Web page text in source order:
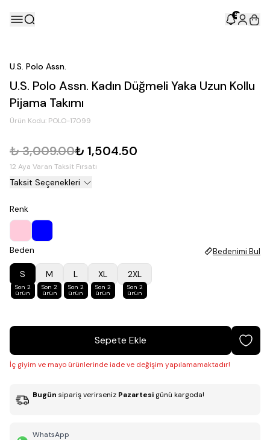
5
U.S. Polo Assn.
U.S. Polo Assn. Kadın Düğmeli Yaka Uzun Kollu
Pijama Takımı
Ürün Kodu: POLO-17099
₺ 3,009.00₺ 1,504.50
12 Aya Varan Taksit Fırsatı
Taksit Seçenekleri
Renk
Beden Bedenimi Bul
S
Son 2
ürün
M
Son 2
ürün
L
Son 2
ürün
XL
Son 2
ürün
2XL
Son 2
ürün
Sepete Ekle
İç giyim ve mayo ürünlerinde iade ve değişim yapılamamaktadır!
Bugün sipariş verirseniz Pazartesi günü kargoda!
WhatsApp